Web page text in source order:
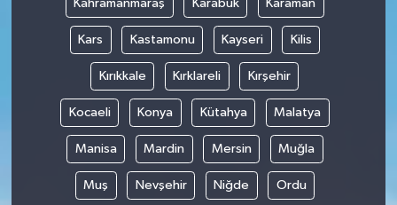
Kahramanmaraş Karabük Karaman
Kars Kastamonu Kayseri Kilis
Kırıkkale Kırklareli Kırşehir
Kocaeli Konya Kütahya Malatya
Manisa Mardin Mersin Muğla
Muş Nevşehir Niğde Ordu